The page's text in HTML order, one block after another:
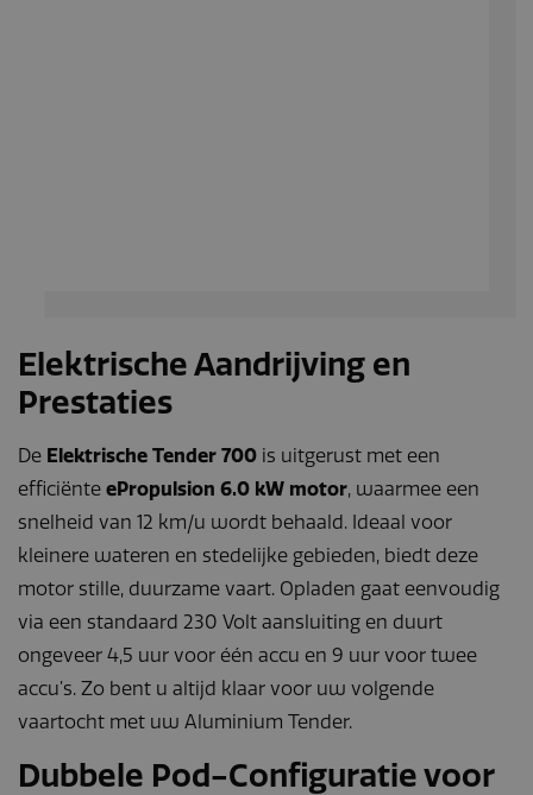
Elektrische Aandrijving en
Prestaties
De Elektrische Tender 700 is uitgerust met een
efficiënte ePropulsion 6.0 kW motor, waarmee een
snelheid van 12 km/u wordt behaald. Ideaal voor
kleinere wateren en stedelijke gebieden, biedt deze
motor stille, duurzame vaart. Opladen gaat eenvoudig
via een standaard 230 Volt aansluiting en duurt
ongeveer 4,5 uur voor één accu en 9 uur voor twee
accu’s. Zo bent u altijd klaar voor uw volgende
vaartocht met uw Aluminium Tender.
Dubbele Pod-Configuratie voor